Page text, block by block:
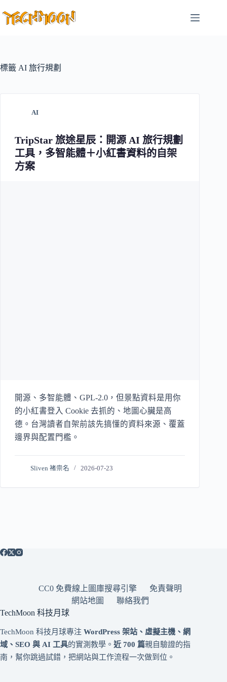
至
容
標籤 AI 旅行規劃
AI
TripStar 旅途星辰：開源 AI 旅行規劃
工具，多智能體＋小紅書資料的自架
方案
開源、多智能體、GPL-2.0，但景點資料是用你
的小紅書登入 Cookie 去抓的、地圖心臟是高
德。台灣讀者自架前該先搞懂的資料來源、覆蓋
邊界與配置門檻。
Sliven 褚崇名 2026-07-23
CC0 免費線上圖庫搜尋引擎
免責聲明
網站地圖
聯絡我們
TechMoon 科技月球
TechMoon 科技月球專注 WordPress 架站、虛擬主機、網
域、SEO 與 AI 工具的實測教學。 近 700 篇親自驗證的指
南，幫你跳過試錯，把網站與工作流程一次做到位。